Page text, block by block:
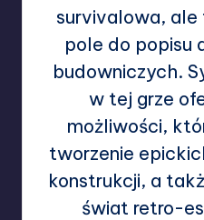
survivalowa,
pole do popisu
budowniczych.
w tej grze
możliwości,
tworzenie
konstrukcji, a
świat retro-